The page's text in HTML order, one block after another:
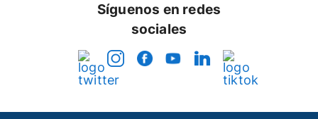
Síguenos en redes
sociales